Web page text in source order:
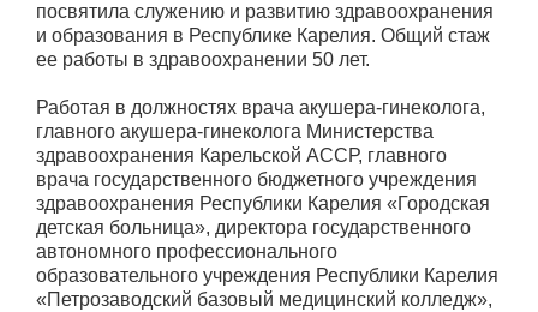
посвятила служению и развитию здравоохранения
и образования в Республике Карелия. Общий стаж
ее работы в здравоохранении 50 лет.
Работая в должностях врача акушера-гинеколога,
главного акушера-гинеколога Министерства
здравоохранения Карельской АССР, главного
врача государственного бюджетного учреждения
здравоохранения Республики Карелия «Городская
детская больница», директора государственного
автономного профессионального
образовательного учреждения Республики Карелия
«Петрозаводский базовый медицинский колледж»,